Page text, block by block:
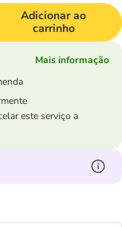
Adicionar ao
carrinho
Mais informação
este serviço a